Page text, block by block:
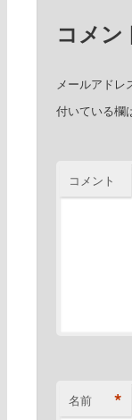
コメン
メールアドレ
付いている欄
コメント
名前 *